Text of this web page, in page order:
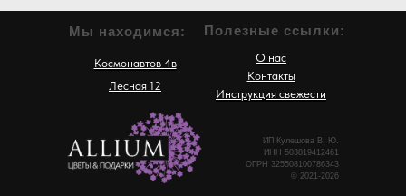
Полезные ссылки:
ИП Кулешова В. Ю.
ИНН 503819412461
ОГРН 325508100786343
© 2021-2026
Инструкция свежести
Контакты
О нас
Лесная 12
Мы находимся:
Космонавтов 4в